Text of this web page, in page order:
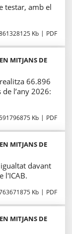
testar, amb el
Kb PDF
MITJANS DE
66.896
l’any 2026:
Kb PDF
MITJANS DE
davant
l'ICAB.
Kb PDF
MITJANS DE